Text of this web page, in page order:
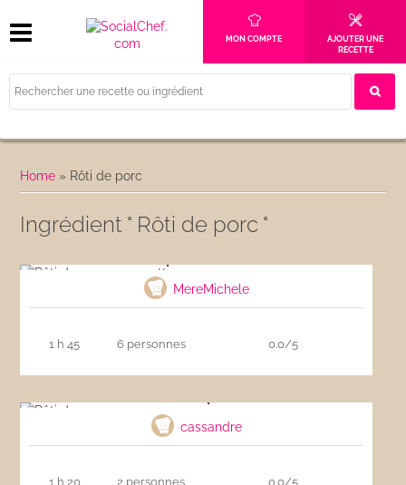
MON COMPTE
AJOUTER UNE
RECETTE
Home » Rôti de porc
Ingrédient " Rôti de porc "
MereMichele
1 h 45 6 personnes 0.0/5
cassandre
1 h 20 2 personnes 0.0/5